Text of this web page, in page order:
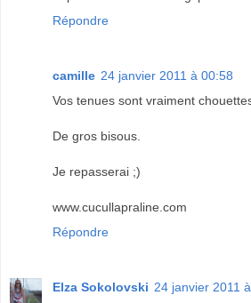
Répondre
camille 24 janvier 2011 à 00:58
Vos tenues sont vraiment
De gros bisous.
Je repasserai ;)
www.cucullapraline.com
Répondre
Elza Sokolovski 24 janvier 2011